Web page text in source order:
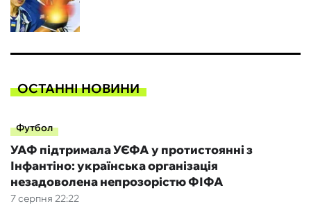
ОСТАННІ НОВИНИ
Футбол
7 серпня 22:22
УАФ підтримала УЄФА у протистоянні з
Інфантіно: українська організація
незадоволена непрозорістю ФІФА